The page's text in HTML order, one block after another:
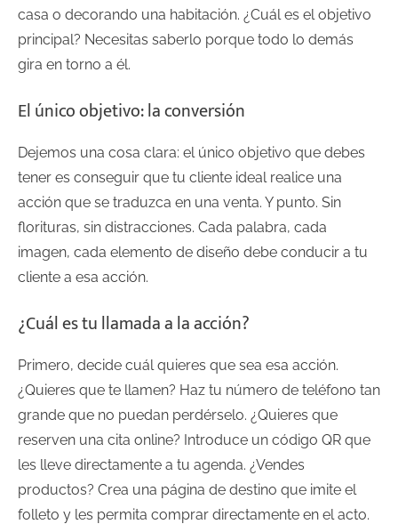
casa o decorando una habitación. ¿Cuál es el objetivo
principal? Necesitas saberlo porque todo lo demás
gira en torno a él.
El único objetivo: la conversión
Dejemos una cosa clara: el único objetivo que debes
tener es conseguir que tu cliente ideal realice una
acción que se traduzca en una venta. Y punto. Sin
florituras, sin distracciones. Cada palabra, cada
imagen, cada elemento de diseño debe conducir a tu
cliente a esa acción.
¿Cuál es tu llamada a la acción?
Primero, decide cuál quieres que sea esa acción.
¿Quieres que te llamen? Haz tu número de teléfono tan
grande que no puedan perdérselo. ¿Quieres que
reserven una cita online? Introduce un código QR que
les lleve directamente a tu agenda. ¿Vendes
productos? Crea una página de destino que imite el
folleto y les permita comprar directamente en el acto.